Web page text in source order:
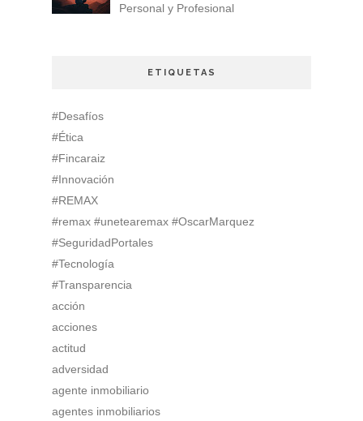
Personal y Profesional
ETIQUETAS
#Desafíos
#Ética
#Fincaraiz
#Innovación
#REMAX
#remax #unetearemax #OscarMarquez
#SeguridadPortales
#Tecnología
#Transparencia
acción
acciones
actitud
adversidad
agente inmobiliario
agentes inmobiliarios